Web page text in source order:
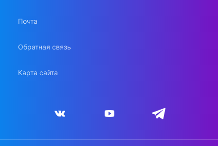
Почта
Обратная связь
Карта сайта